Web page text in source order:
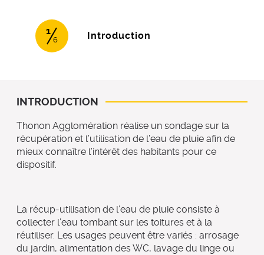
1
6 Introduction
INTRODUCTION
Thonon Agglomération réalise un sondage sur la
récupération et l’utilisation de l’eau de pluie afin de
mieux connaître l’intérêt des habitants pour ce
dispositif.
La récup-utilisation de l’eau de pluie consiste à
collecter l’eau tombant sur les toitures et à la
réutiliser. Les usages peuvent être variés : arrosage
du jardin, alimentation des WC, lavage du linge ou